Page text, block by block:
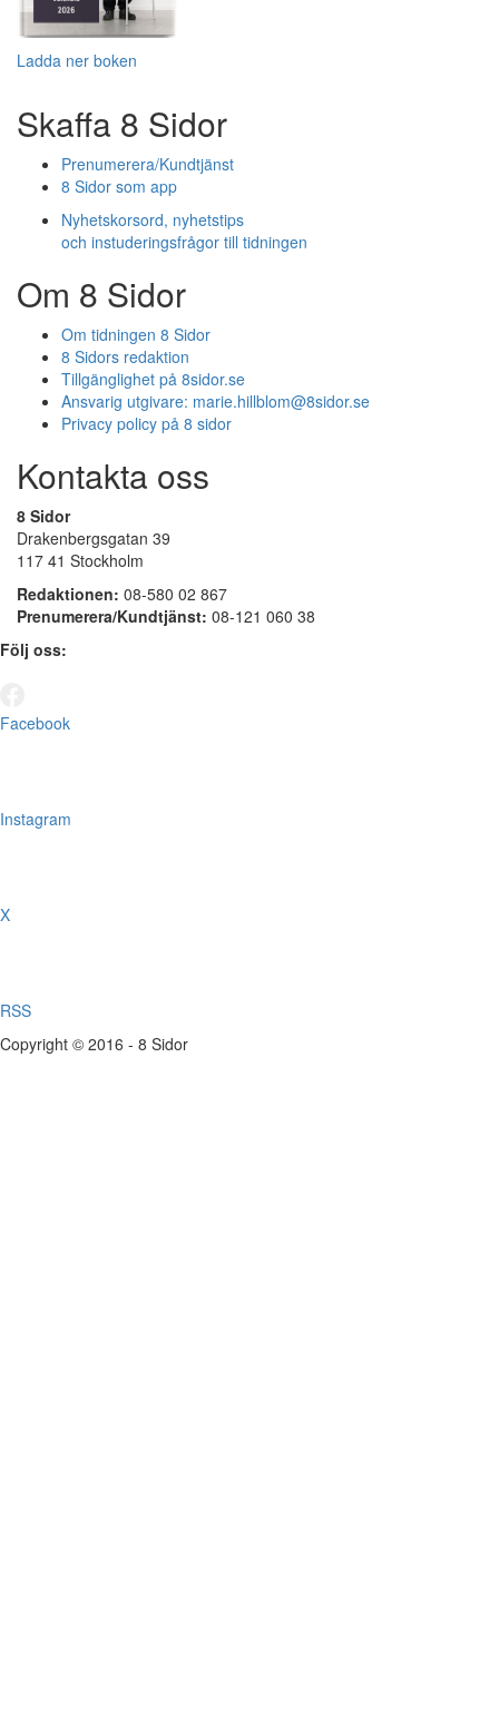
Ladda ner boken
Skaffa 8 Sidor
Prenumerera/Kundtjänst
8 Sidor som app
Nyhetskorsord, nyhetstips
och instuderingsfrågor till tidningen
Om 8 Sidor
Om tidningen 8 Sidor
8 Sidors redaktion
Tillgänglighet på 8sidor.se
Ansvarig utgivare: marie.hillblom@8sidor.se
Privacy policy på 8 sidor
Kontakta oss
8 Sidor
Drakenbergsgatan 39
117 41 Stockholm
Redaktionen: 08-580 02 867
Prenumerera/Kundtjänst: 08-121 060 38
Följ oss:
Facebook
Instagram
X
RSS
Copyright © 2016 - 8 Sidor